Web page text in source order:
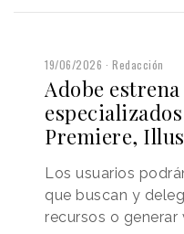
19/06/2026 Redacción
Adobe
Premiere,
Los usuarios
que buscan y
recursos o generar